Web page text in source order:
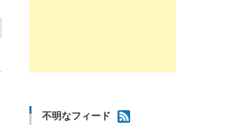
不明なフィード